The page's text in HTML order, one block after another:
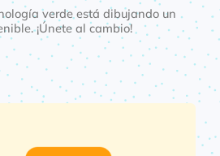
verde está dibujando un
¡Únete al cambio!